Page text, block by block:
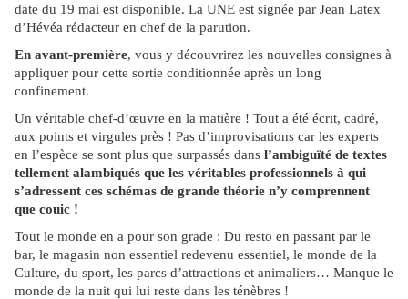
date du 19 mai est disponible. La UNE est signée par Jean Latex
d’Hévéa rédacteur en chef de la parution.
En avant-première, vous y découvrirez les nouvelles consignes à
appliquer pour cette sortie conditionnée après un long
confinement.
Un véritable chef-d’œuvre en la matière ! Tout a été écrit, cadré,
aux points et virgules près ! Pas d’improvisations car les experts
en l’espèce se sont plus que surpassés dans l’ambiguïté de textes
tellement alambiqués que les véritables professionnels à qui
s’adressent ces schémas de grande théorie n’y comprennent
que couic !
Tout le monde en a pour son grade : Du resto en passant par le
bar, le magasin non essentiel redevenu essentiel, le monde de la
Culture, du sport, les parcs d’attractions et animaliers… Manque le
monde de la nuit qui lui reste dans les ténèbres !